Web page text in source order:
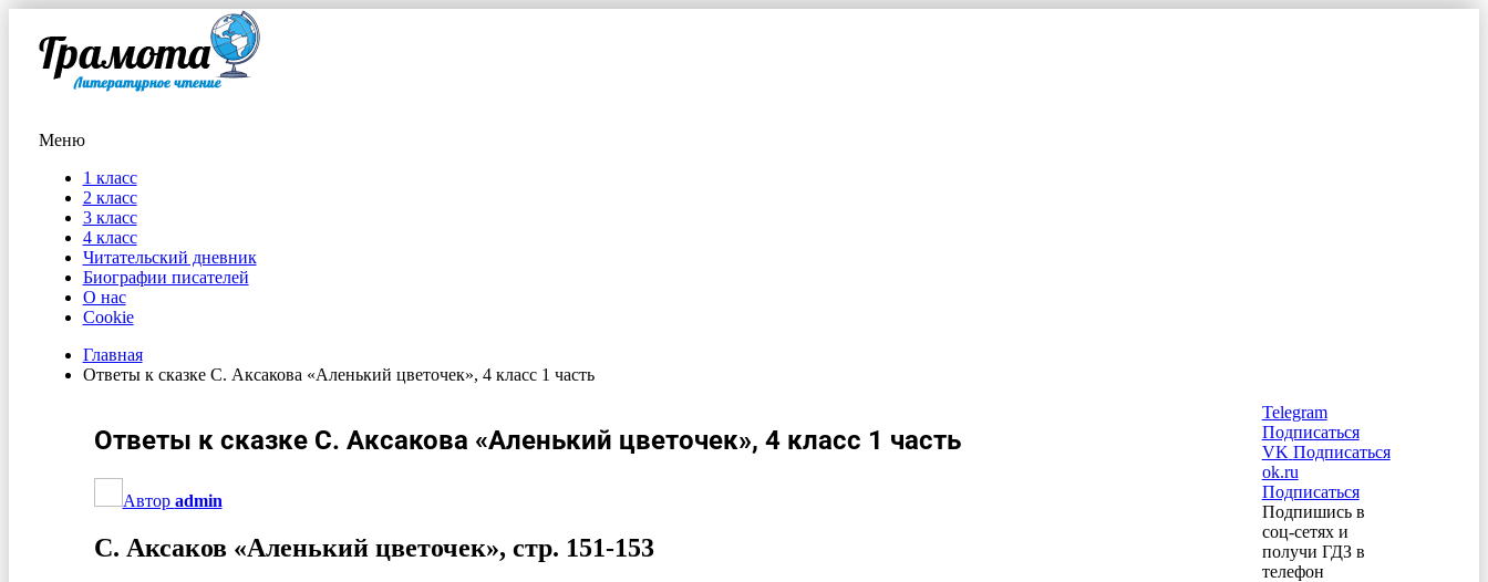
Меню
1 класс
2 класс
3 класс
4 класс
Читательский дневник
Биографии писателей
О нас
Cookie
Главная
Ответы к сказке С. Аксакова «Аленький цветочек», 4 класс 1 часть
Ответы к сказке С. Аксакова «Аленький цветочек», 4 класс 1 часть
Автор admin
С. Аксаков «Аленький цветочек», стр. 151-153
Telegram
Подписаться
VK Подписаться
ok.ru
Подписаться
Подпишись в
соц-сетях и
получи ГДЗ в
телефон